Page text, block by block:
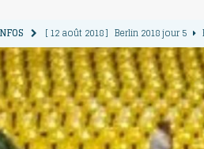
[ 12 août 2018 ] Berlin 2018 jour 5
[ 11 août 2018 ] Berlin 2018 jour 4
[ 10 août 2018 ] Berlin 2018 Jour 3
[ 9 août 2018 ] Berlin 2018 jour 2
[ 13 août 2018 ] Berlin 2018 jour 6